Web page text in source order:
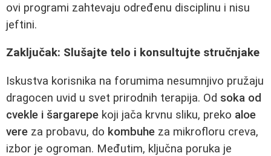
ovi programi zahtevaju određenu disciplinu i nisu
jeftini.
Zaključak: Slušajte telo i konsultujte stručnjake
Iskustva korisnika na forumima nesumnjivo pružaju
dragocen uvid u svet prirodnih terapija. Od soka od
cvekle i šargarepe koji jača krvnu sliku, preko aloe
vere za probavu, do kombuhe za mikrofloru creva,
izbor je ogroman. Međutim, ključna poruka je